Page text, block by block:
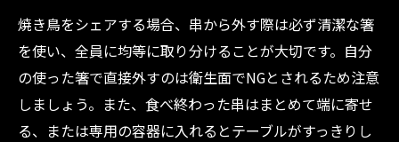
焼き鳥をシェアする場合、串から外す際は必ず清潔な箸
を使い、全員に均等に取り分けることが大切です。自分
の使った箸で直接外すのは衛生面でNGとされるため注意
しましょう。また、食べ終わった串はまとめて端に寄せ
る、または専用の容器に入れるとテーブルがすっきりし